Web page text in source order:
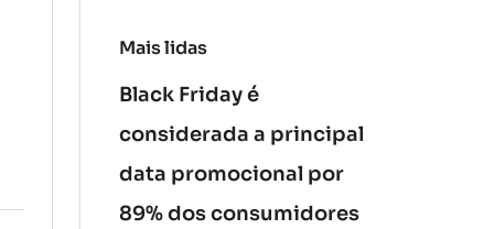
Mais lidas
Black Friday é
considerada a principal
data promocional por
89% dos consumidores